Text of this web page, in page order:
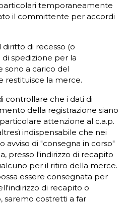
temporaneamente
il committente per accordi
diritto di recesso (o
spedizione per la
sono a carico del
restituisce la merce.
controllare che i dati di
della registrazione siano
attenzione al c.a.p.
indispensabile che nei
avviso di "consegna in corso"
presso l'indirizzo di recapito
per il ritiro della merce.
essere consegnata per
di recapito o
saremo costretti a far